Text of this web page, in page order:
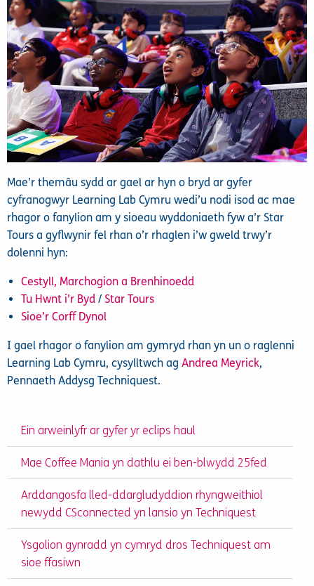
Mae’r themâu sydd ar gael ar hyn o bryd ar gyfer
cyfranogwyr Learning Lab Cymru wedi’u nodi isod ac mae
rhagor o fanylion am y sioeau wyddoniaeth fyw a’r Star
Tours a gyflwynir fel rhan o’r rhaglen i’w gweld trwy’r
dolenni hyn:
Cestyll, Marchogion a Brenhinoedd
Tu Hwnt i’r Byd / Star Tours
Sioe’r Corff Dynol
I gael rhagor o fanylion am gymryd rhan yn un o raglenni
Learning Lab Cymru, cysylltwch ag Andrea Meyrick,
Pennaeth Addysg Techniquest.
Ein arweinlyfr ar gyfer yr eclips haul
Mae Coffee Mania yn dathlu ei ben-blwydd 25fed
Arddangosfa lled-ddargludyddion rhyngweithiol
newydd CSconnected yn lansio yn Techniquest
Ysgolion gynradd yn cymryd dros Techniquest am
sioe ffasiwn